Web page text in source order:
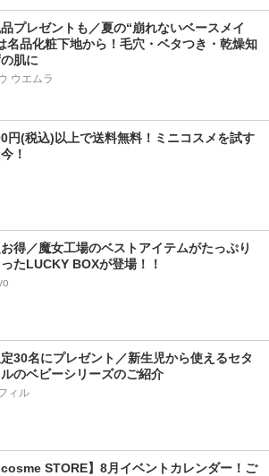
プレゼントも／夏の“崩れないベースメイ
名品化粧下地から！毛穴・ベタつき・乾燥知
肌に
ウエムラ
円(税込)以上で送料無料！ミニコスメを試す
！
得／魔女工場のベストアイテムがたっぷり
たLUCKY BOXが登場！！
30名にプレゼント／新生児から使えるセタ
のベビーシリーズのご紹介
ィル
STORE】8月イベントカレンダー！ご